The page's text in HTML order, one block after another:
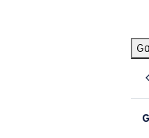
BÚSQUEDAS
Pilothouse PRO Limited
Gafas de sol personalizadas
Los más vendidos de gafas